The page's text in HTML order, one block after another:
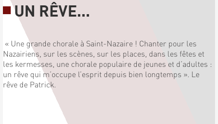
UN RÊVE...
« Une grande chorale à Saint-Nazaire ! Chanter pour les
Nazairiens, sur les scènes, sur les places, dans les fêtes et
les kermesses, une chorale populaire de jeunes et d’adultes :
un rêve qui m’occupe l’esprit depuis bien longtemps ». Le
rêve de Patrick.